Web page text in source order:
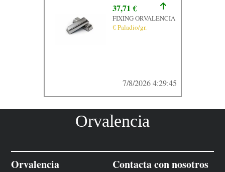
37,71 €
FIXING ORVALENCIA
€ Paladio/gr.
7/8/2026 4:29:45
Orvalencia
Orvalencia Contacta con nosotros